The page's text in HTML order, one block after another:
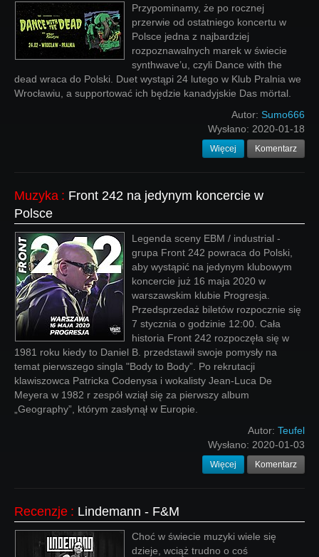
Przypominamy, że po rocznej
przerwie od ostatniego koncertu w
Polsce jedna z najbardziej
rozpoznawalnych marek w świecie
synthwave’u, czyli Dance with the
dead wraca do Polski. Duet wystąpi 24 lutego w Klub Pralnia we
Wrocławiu, a supportować ich będzie kanadyjskie Das mörtal.
Autor: Sumo666
Wysłano: 2020-01-18
Więcej Komentarz
Muzyka : Front 242 na jedynym koncercie w
Polsce
Legenda sceny EBM / industrial -
grupa Front 242 powraca do Polski,
aby wystąpić na jedynym klubowym
koncercie już 16 maja 2020 w
warszawskim klubie Progresja.
Przedsprzedaż biletów rozpocznie się
7 stycznia o godzinie 12:00. Cała
historia Front 242 rozpoczęła się w
1981 roku kiedy to Daniel B. przedstawił swoje pomysły na
temat pierwszego singla "Body to Body”. Po rekrutacji
klawiszowca Patricka Codenysa i wokalisty Jean-Luca De
Meyera w 1982 r zespół wziął się za pierwszy album
„Geography”, którym zasłynął w Europie.
Autor: Teufel
Wysłano: 2020-01-03
Więcej Komentarz
Recenzje : Lindemann - F&M
Choć w świecie muzyki wiele się
dzieje, wciąż trudno o coś